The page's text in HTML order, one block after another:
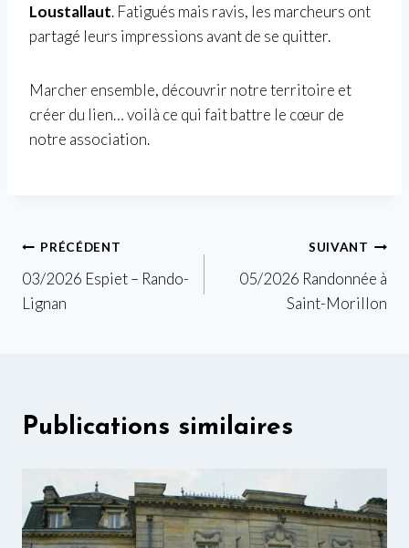
Loustallaut. Fatigués mais ravis, les marcheurs ont
partagé leurs impressions avant de se quitter.
Marcher ensemble, découvrir notre territoire et
créer du lien… voilà ce qui fait battre le cœur de
notre association.
Navigation
de
PRÉCÉDENT
03/2026 Espiet – Rando-
Lignan
SUIVANT
05/2026 Randonnée à
Saint-Morillon
Publications similaires